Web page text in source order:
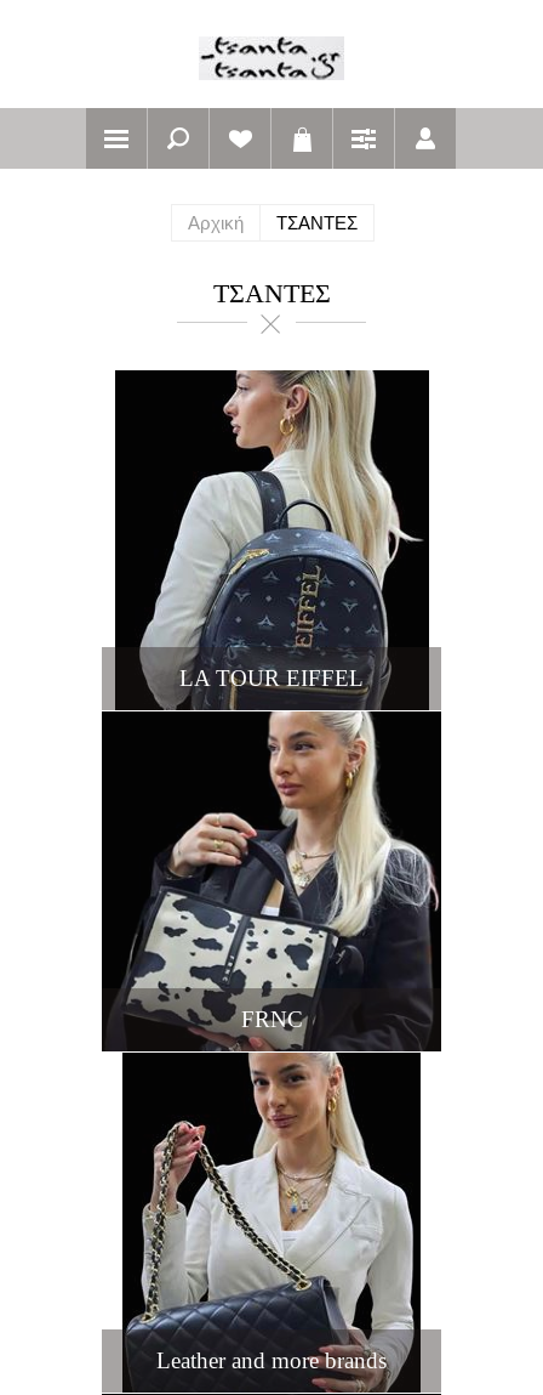
Αρχική ΤΣΑΝΤΕΣ
ΤΣΑΝΤΕΣ
LA TOUR EIFFEL
FRNC
Leather and more brands